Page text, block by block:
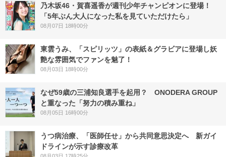
乃木坂46・賀喜遥香が週刊少年チャンピオンに登場！
「5年ぶん大人になった私を見ていただけたら」
08月07日 18時00分
東雲うみ、「スピリッツ」の表紙＆グラビアに登場し妖
艶な雰囲気でファンを魅了！
08月03日 18時00分
なぜ59歳の三浦知良選手を起用？ ONODERA GROUP
と重なった「努力の積み重ね」
08月05日 16時00分
うつ病治療、「医師任せ」から共同意思決定へ 新ガイ
ドラインが示す診療改革